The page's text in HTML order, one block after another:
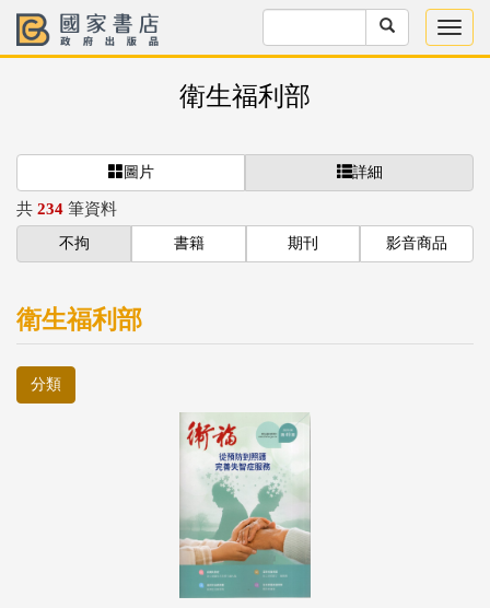
衛生福利部
圖片 詳細
共 234 筆資料
不拘 書籍 期刊 影音商品
衛生福利部
分類